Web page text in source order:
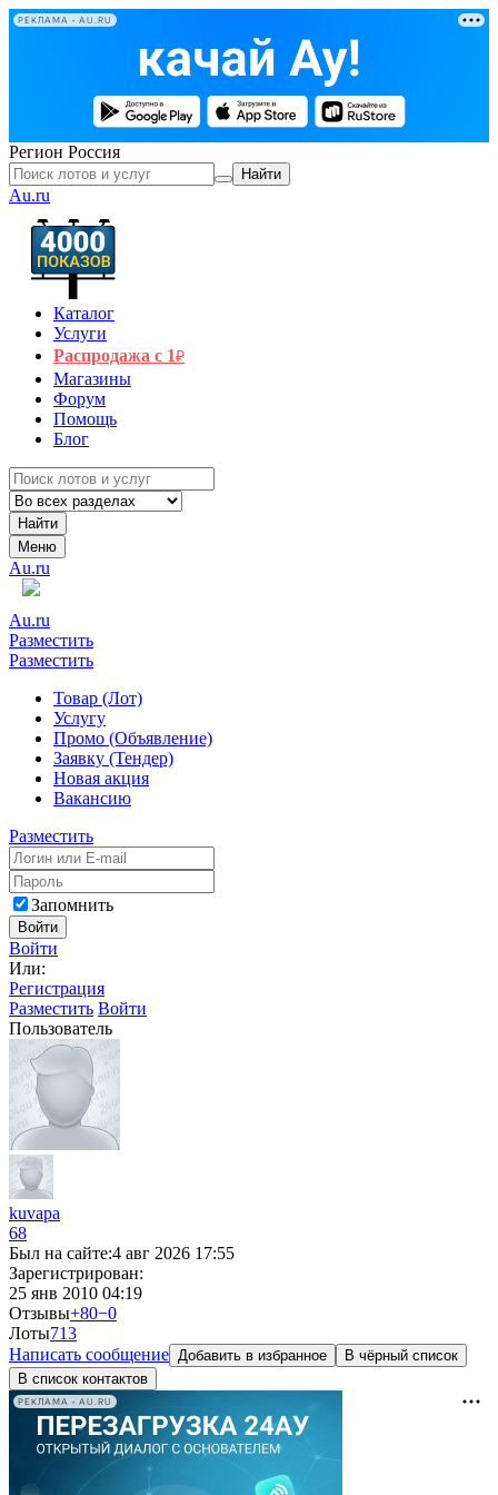
РЕКЛАМА • AU.RU
Регион Россия
Найти
Au.ru
Каталог
Услуги
Распродажа с 1₽
Магазины
Форум
Помощь
Блог
Найти
Меню
Au.ru
Au.ru
Разместить
Разместить
Товар (Лот)
Услугу
Промо (Объявление)
Заявку (Тендер)
Новая акция
Вакансию
Разместить
Запомнить
Войти
Войти
Или:
Регистрация
Разместить Войти
Пользователь
kuvapa
68
Был на сайте:4 авг 2026 17:55
Зарегистрирован:
25 янв 2010 04:19
Отзывы+80−0
Лоты713
Написать сообщение Добавить в избранное
В чёрный список
В список контактов
РЕКЛАМА • AU.RU